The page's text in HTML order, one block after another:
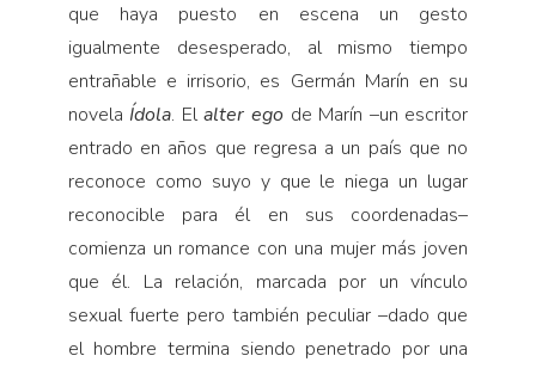
que haya puesto en escena un gesto
igualmente desesperado, al mismo tiempo
entrañable e irrisorio, es Germán Marín en su
novela Ídola. Elalter ego de Marín –un escritor
entrado en años que regresa a un país que no
reconoce como suyo y que le niega un lugar
reconocible para él en sus coordenadas–
comienza un romance con una mujer más joven
que él. La relación, marcada por un vínculo
sexual fuerte pero también peculiar –dado que
el hombre termina siendo penetrado por una